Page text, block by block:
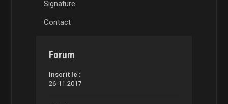
Signature
Contact
Forum
Inscrit le :
26-11-2017